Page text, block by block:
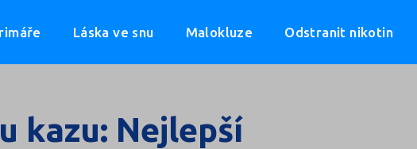
Láska ve snu Malokluze Odstranit nikotin
kazu: Nejlepší